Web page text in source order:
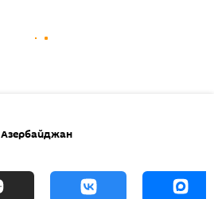
Азербайджан